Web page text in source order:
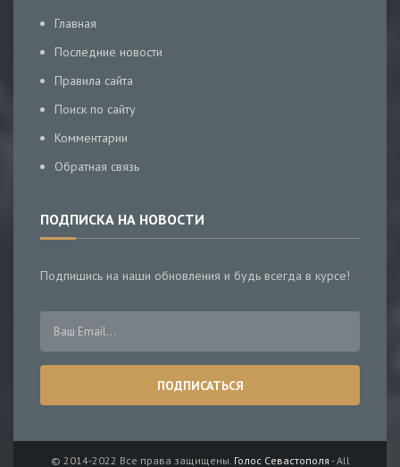
Главная
Последние новости
Правила сайта
Поиск по сайту
Комментарии
Обратная связь
ПОДПИСКА НА НОВОСТИ
Подпишись на наши обновления и будь всегда в курсе!
© 2014-2022 Все права защищены. Голос Севастополя - All